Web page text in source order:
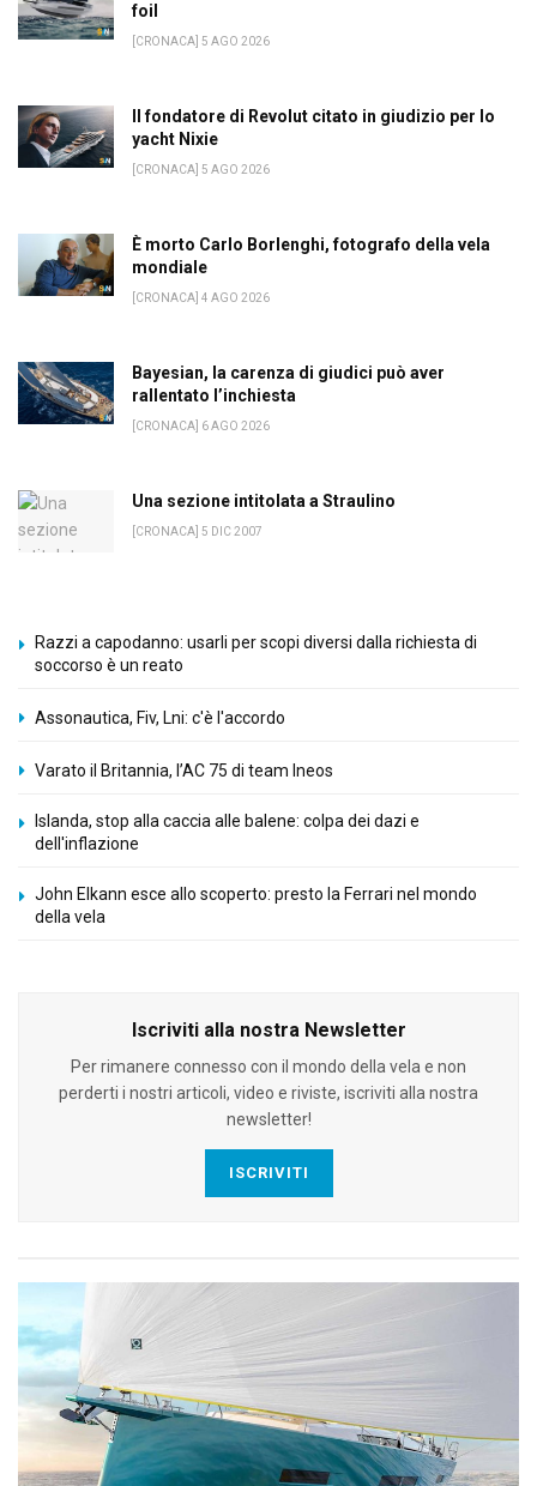
foil
[CRONACA] 5 AGO 2026
Il fondatore di Revolut citato in giudizio per lo
yacht Nixie
[CRONACA] 5 AGO 2026
È morto Carlo Borlenghi, fotografo della vela
mondiale
[CRONACA] 4 AGO 2026
Bayesian, la carenza di giudici può aver
rallentato l’inchiesta
[CRONACA] 6 AGO 2026
Una sezione intitolata a Straulino
[CRONACA] 5 DIC 2007
Razzi a capodanno: usarli per scopi diversi dalla richiesta di
soccorso è un reato
Assonautica, Fiv, Lni: c'è l'accordo
Varato il Britannia, l’AC 75 di team Ineos
Islanda, stop alla caccia alle balene: colpa dei dazi e
dell'inflazione
John Elkann esce allo scoperto: presto la Ferrari nel mondo
della vela
Iscriviti alla nostra Newsletter
Per rimanere connesso con il mondo della vela e non
perderti i nostri articoli, video e riviste, iscriviti alla nostra
newsletter!
ISCRIVITI